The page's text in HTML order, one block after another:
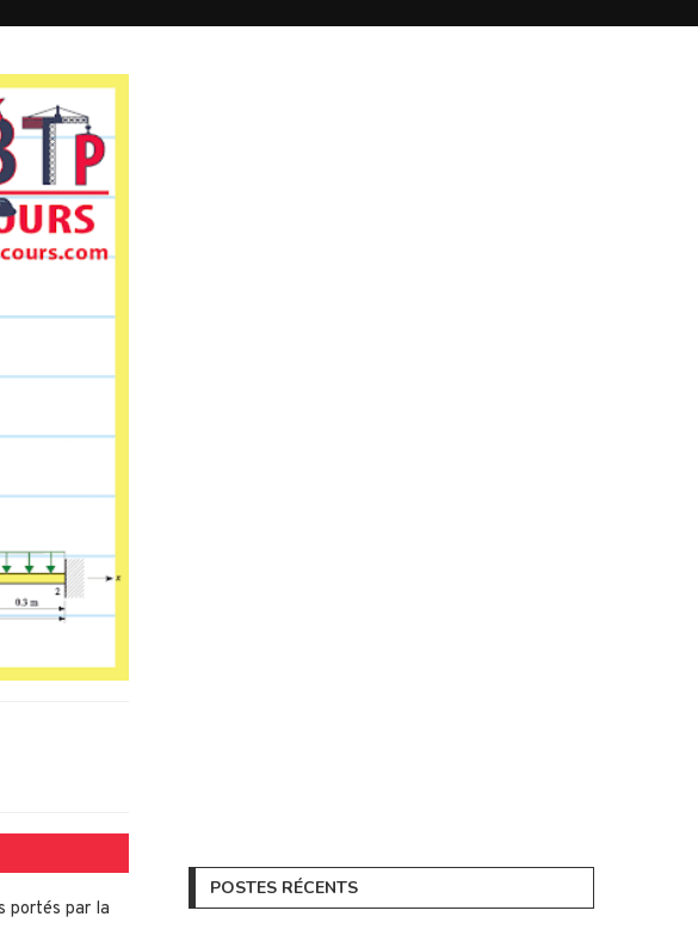
portés par la
POSTES RÉCENTS